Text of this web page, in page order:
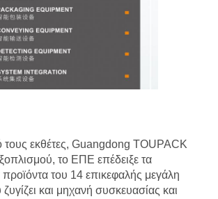
τους εκθέτες, Guangdong TOUPACK
το ΕΠΕ επέδειξε τα
του 14 επικεφαλής μεγάλη
και μηχανή συσκευασίας και